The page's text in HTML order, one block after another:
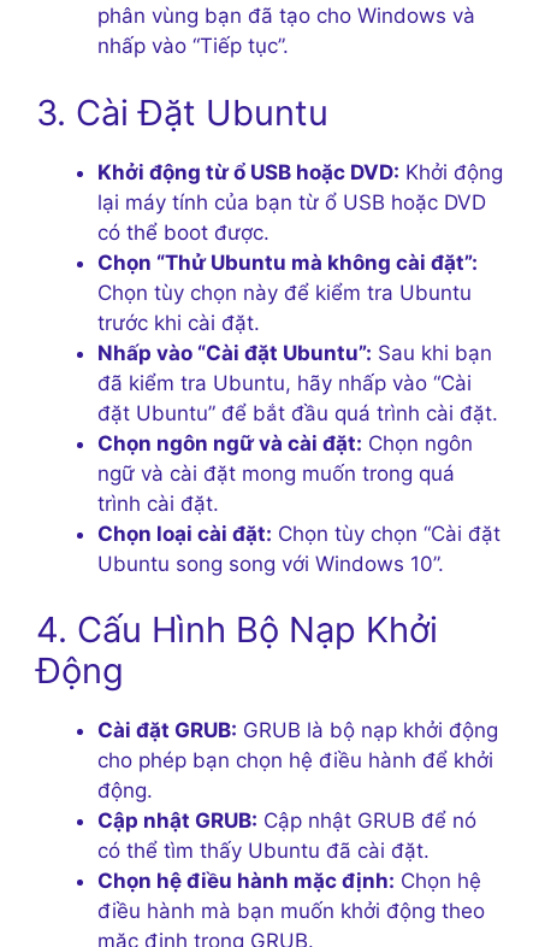
phân vùng bạn đã tạo cho Windows và
nhấp vào “Tiếp tục”.
3. Cài Đặt Ubuntu
Khởi động từ ổ USB hoặc DVD: Khởi động
lại máy tính của bạn từ ổ USB hoặc DVD
có thể boot được.
Chọn “Thử Ubuntu mà không cài đặt”:
Chọn tùy chọn này để kiểm tra Ubuntu
trước khi cài đặt.
Nhấp vào “Cài đặt Ubuntu”: Sau khi bạn
đã kiểm tra Ubuntu, hãy nhấp vào “Cài
đặt Ubuntu” để bắt đầu quá trình cài đặt.
Chọn ngôn ngữ và cài đặt: Chọn ngôn
ngữ và cài đặt mong muốn trong quá
trình cài đặt.
Chọn loại cài đặt: Chọn tùy chọn “Cài đặt
Ubuntu song song với Windows 10”.
4. Cấu Hình Bộ Nạp Khởi
Động
Cài đặt GRUB: GRUB là bộ nạp khởi động
cho phép bạn chọn hệ điều hành để khởi
động.
Cập nhật GRUB: Cập nhật GRUB để nó
có thể tìm thấy Ubuntu đã cài đặt.
Chọn hệ điều hành mặc định: Chọn hệ
điều hành mà bạn muốn khởi động theo
mặc định trong GRUB.